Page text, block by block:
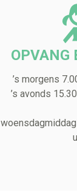
OPVANG
’s morgens
’s avonds